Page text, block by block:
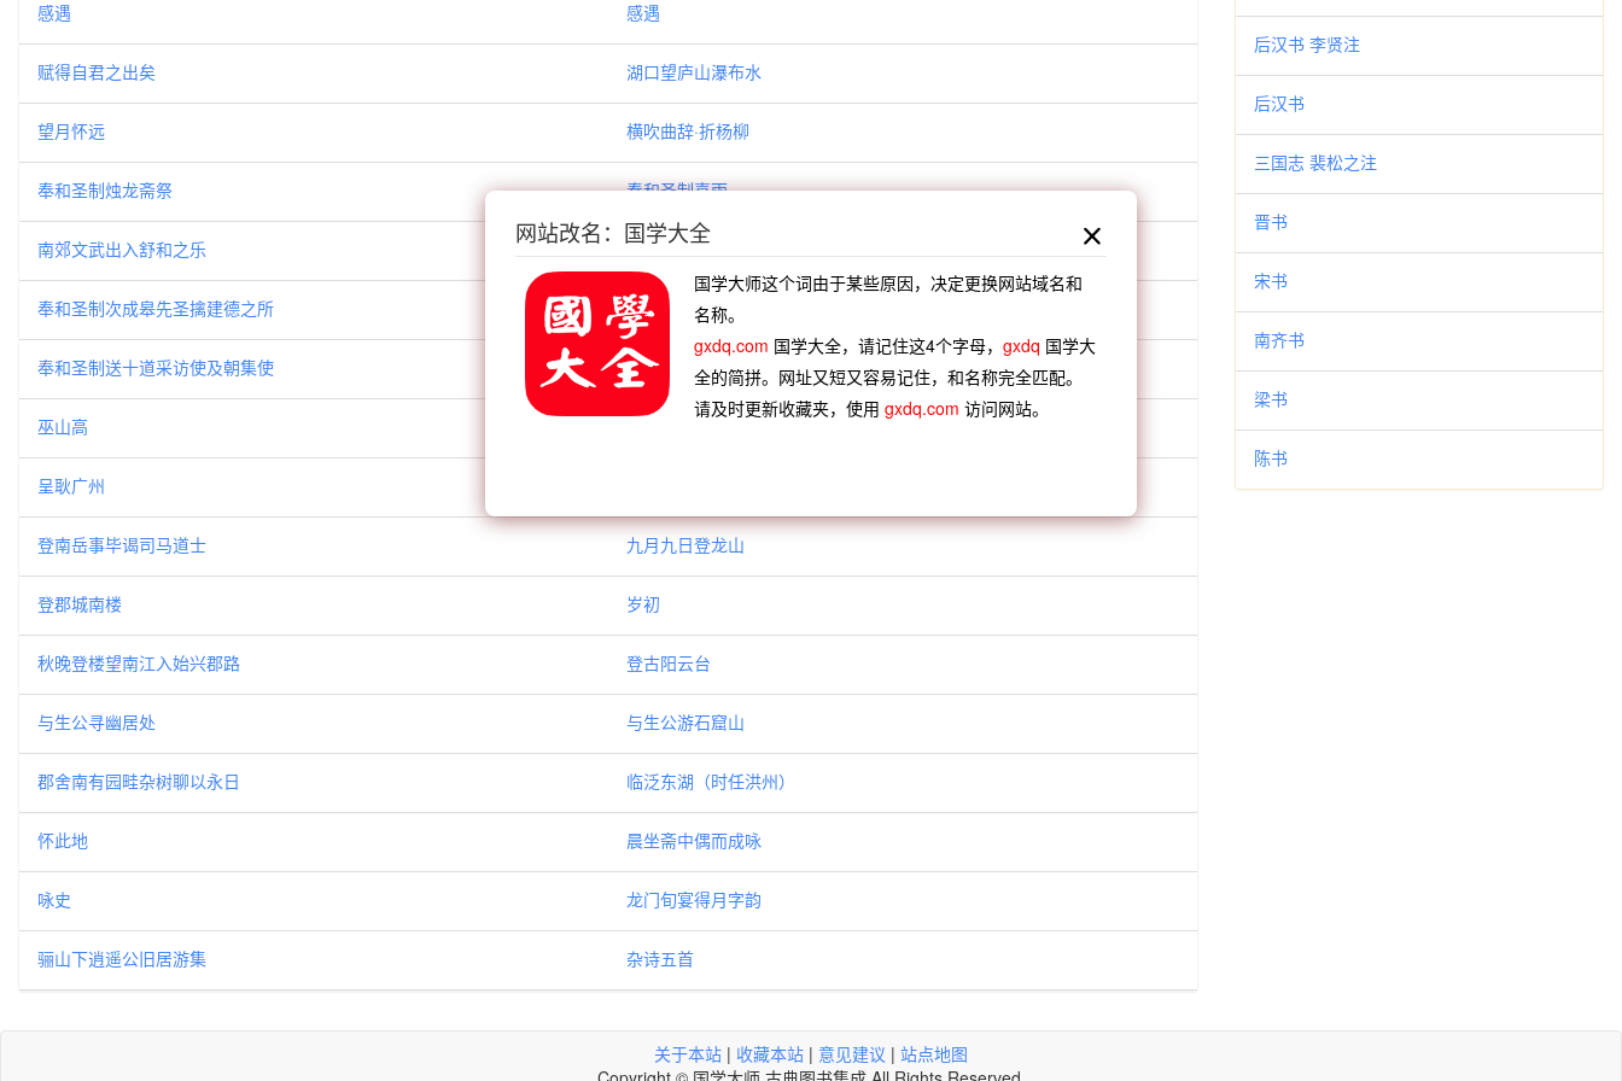
感遇 感遇
赋得自君之出矣 湖口望庐山瀑布水
望月怀远 横吹曲辞·折杨柳
奉和圣制烛龙斋祭 奉和圣制喜雨
南郊文武出入舒和之乐 奉和圣制幸晋阳宫
奉和圣制次成皋先圣擒建德之所 奉和圣制赐诸州刺史以题座右
奉和圣制送十道采访使及朝集使 奉和圣制谒玄元皇帝庙斋
巫山高
呈耿广州
登南岳事毕谒司马道士 九月九日登龙山
登郡城南楼 岁初
秋晚登楼望南江入始兴郡路 登古阳云台
与生公寻幽居处 与生公游石窟山
郡舍南有园畦杂树聊以永日 临泛东湖（时任洪州）
怀此地 晨坐斋中偶而成咏
咏史 龙门旬宴得月字韵
骊山下逍遥公旧居游集 杂诗五首
后汉书 李贤注
后汉书
三国志 裴松之注
晋书
宋书
南齐书
梁书
陈书
关于本站 | 收藏本站 | 意见建议 | 站点地图
网站改名：国学大全
国学大师这个词由于某些原因，决定更换网站域名和
名称。
gxdq.com 国学大全，请记住这4个字母， gxdq 国学大
全的简拼。网址又短又容易记住，和名称完全匹配。
请及时更新收藏夹，使用 gxdq.com 访问网站。